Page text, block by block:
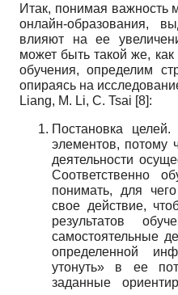
Итак, понимая важность
онлайн-образования,
влияют на ее
может быть такой же,
обучения, определим
опираясь на
Liang, M. Li, C. Tsai [8]:
Постановка
элементов, потому
деятельности
Соответственно
понимать, для
свое действие,
результатов
самостоятельные
определенной
утонуть» в ее
заданные